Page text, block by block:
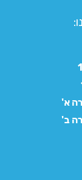
א'
ב'